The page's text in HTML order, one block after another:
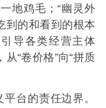
地鸡毛；“幽灵外
到的和看到的根本
导各类经营主体
从“卷价格”向“拼质
台的责任边界。